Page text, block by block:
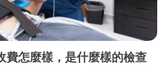
費怎麼樣，是什麼樣的檢查